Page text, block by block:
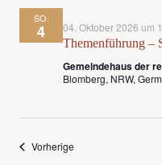
SO.
4 04. Oktober 2026 um
Themenführung –
Gemeindehaus der
Blomberg, NRW,
Vorherige